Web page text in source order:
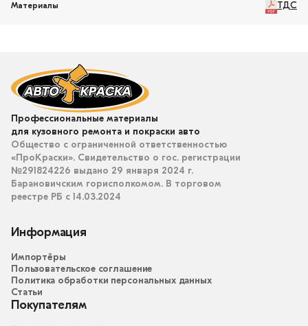
Материалы ТДС
Профессиональные материалы
для кузовного ремонта и покраски авто
Общество с ограниченной ответственностью
«ПроКраски». Свидетельство о гос. регистрации
№291824226 выдано 29 января 2024 г.
Барановичским горисполкомом. В торговом
реестре РБ с 14.03.2024
Информация
Импортёры
Пользовательское соглашение
Политика обработки персональных данных
Статьи
Покупателям